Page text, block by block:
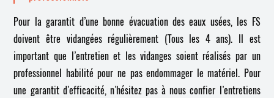
Pour la garantit d’une bonne évacuation des eaux usées, les FS
doivent être vidangées régulièrement (Tous les 4 ans). Il est
important que l’entretien et les vidanges soient réalisés par un
professionnel habilité pour ne pas endommager le matériel. Pour
une garantit d’efficacité, n’hésitez pas à nous confier l’entretiens